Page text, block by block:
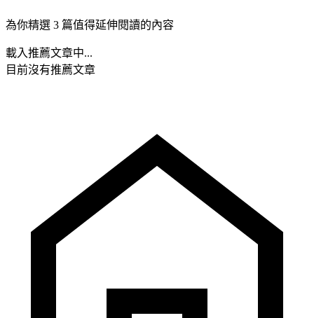
為你精選 3 篇值得延伸閱讀的內容
載入推薦文章中...
目前沒有推薦文章